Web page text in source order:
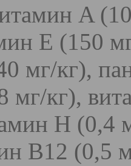
A
E (150
мг/кг),
мг/кг),
Н (0,4
B12 (0,5